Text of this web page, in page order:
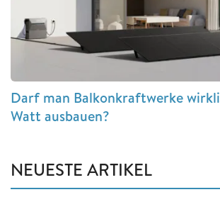
Darf man Balkonkraftwerke
Watt ausbauen?
NEUESTE ARTIKEL